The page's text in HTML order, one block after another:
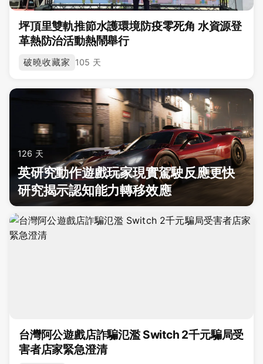
坪頂里雙軌推節水護環境防疫零死角 水資源登
革熱防治活動熱鬧舉行
破曉收藏家 105 天
126 天
英研究動作遊戲玩家現實駕駛反應更快
研究揭示認知能力轉移效應
台灣阿公遊戲店詐騙氾濫 Switch 2千元騙局受
害者店家緊急澄清